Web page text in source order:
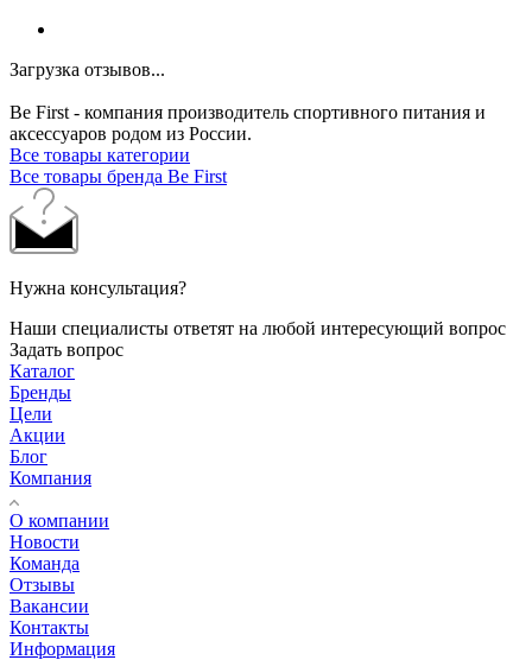
Загрузка отзывов...
Be First - компания производитель спортивного питания и
аксессуаров родом из России.
Все товары категории
Все товары бренда Be First
Нужна консультация?
Наши специалисты ответят на любой интересующий вопрос
Задать вопрос
Каталог
Бренды
Цели
Акции
Блог
Компания
О компании
Новости
Команда
Отзывы
Вакансии
Контакты
Информация